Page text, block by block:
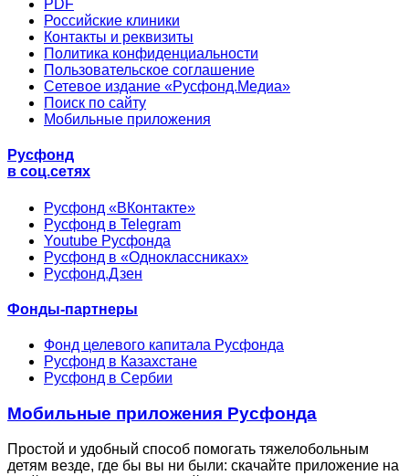
PDF
Российские клиники
Контакты и реквизиты
Политика конфиденциальности
Пользовательское соглашение
Сетевое издание «Русфонд.Медиа»
Поиск по сайту
Мобильные приложения
Русфонд
в соц.сетях
Русфонд «ВКонтакте»
Русфонд в Telegram
Youtube Русфонда
Русфонд в «Одноклассниках»
Русфонд.Дзен
Фонды-партнеры
Фонд целевого капитала Русфонда
Русфонд в Казахстане
Русфонд в Сербии
Мобильные приложения Русфонда
Простой и удобный способ помогать тяжелобольным
детям везде, где бы вы ни были: скачайте приложение на